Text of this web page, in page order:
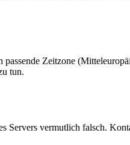
Zeitzone
tun.
Servers vermutlich falsch.